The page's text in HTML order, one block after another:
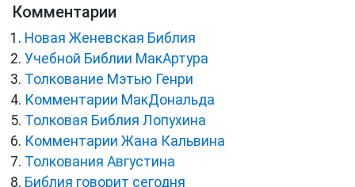
Комментарии
Новая Женевская Библия
Учебной Библии МакАртура
Толкование Мэтью Генри
Комментарии МакДональда
Толковая Библия Лопухина
Комментарии Жана Кальвина
Толкования Августина
Библия говорит сегодня